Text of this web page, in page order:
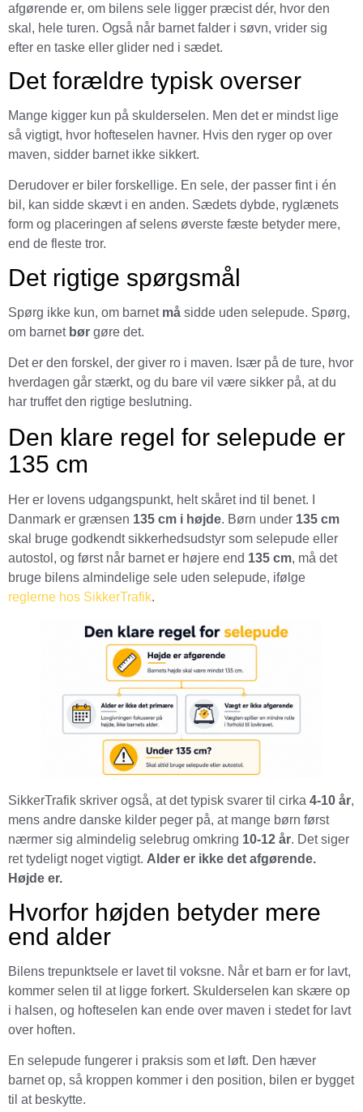
afgørende er, om bilens sele ligger præcist dér, hvor den
skal, hele turen. Også når barnet falder i søvn, vrider sig
efter en taske eller glider ned i sædet.
Det forældre typisk overser
Mange kigger kun på skulderselen. Men det er mindst lige
så vigtigt, hvor hofteselen havner. Hvis den ryger op over
maven, sidder barnet ikke sikkert.
Derudover er biler forskellige. En sele, der passer fint i én
bil, kan sidde skævt i en anden. Sædets dybde, ryglænets
form og placeringen af selens øverste fæste betyder mere,
end de fleste tror.
Det rigtige spørgsmål
Spørg ikke kun, om barnet må sidde uden selepude. Spørg,
om barnet bør gøre det.
Det er den forskel, der giver ro i maven. Især på de ture, hvor
hverdagen går stærkt, og du bare vil være sikker på, at du
har truffet den rigtige beslutning.
Den klare regel for selepude er
135 cm
Her er lovens udgangspunkt, helt skåret ind til benet. I
Danmark er grænsen 135 cm i højde. Børn under 135 cm
skal bruge godkendt sikkerhedsudstyr som selepude eller
autostol, og først når barnet er højere end 135 cm, må det
bruge bilens almindelige sele uden selepude, ifølge
reglerne hos SikkerTrafik.
SikkerTrafik skriver også, at det typisk svarer til cirka 4-10 år,
mens andre danske kilder peger på, at mange børn først
nærmer sig almindelig selebrug omkring 10-12 år. Det siger
ret tydeligt noget vigtigt. Alder er ikke det afgørende.
Højde er.
Hvorfor højden betyder mere
end alder
Bilens trepunktsele er lavet til voksne. Når et barn er for lavt,
kommer selen til at ligge forkert. Skulderselen kan skære op
i halsen, og hofteselen kan ende over maven i stedet for lavt
over hoften.
En selepude fungerer i praksis som et løft. Den hæver
barnet op, så kroppen kommer i den position, bilen er bygget
til at beskytte.